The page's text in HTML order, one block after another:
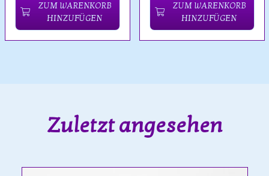
ZUM WARENKORB
HINZUFÜGEN
ZUM WARENKORB
HINZUFÜGEN
Zuletzt angesehen